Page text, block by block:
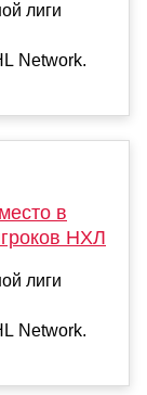
лиги
Network.
в
НХЛ
лиги
Network.